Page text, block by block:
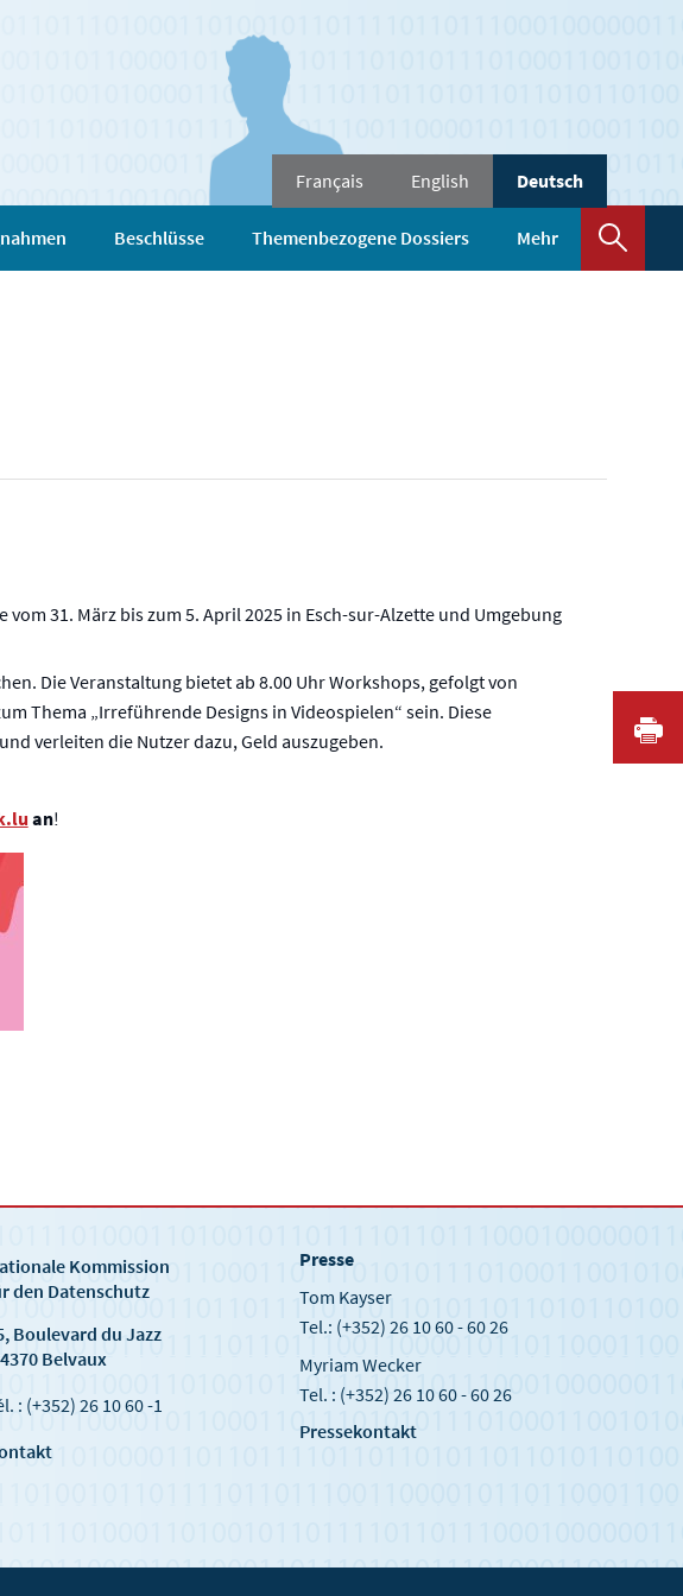
wechseln
Français English Deutsch
Beschlüsse Themenbezogene Dossiers Mehr
31. März bis zum 5. April 2025 in Esch-sur-Alzette und Umgebung
Die Veranstaltung bietet ab 8.00 Uhr Workshops, gefolgt von
Thema „Irreführende Designs in Videospielen“ sein. Diese
verleiten die Nutzer dazu, Geld auszugeben.
an!
Kommission
den Datenschutz
Boulevard du Jazz
Belvaux
: (+352) 26 10 60 -1
Presse
Tom Kayser
Tel.: (+352) 26 10 60 - 60 26
Myriam Wecker
Tel. : (+352) 26 10 60 - 60 26
Pressekontakt